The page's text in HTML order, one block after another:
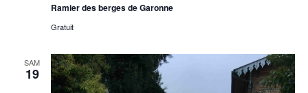
Ramier des berges de Garonne
Gratuit
SAM
19